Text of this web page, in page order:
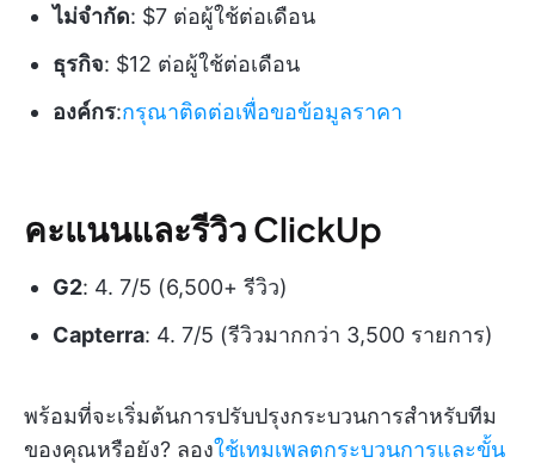
ไม่จำกัด: $7 ต่อผู้ใช้ต่อเดือน
ธุรกิจ: $12 ต่อผู้ใช้ต่อเดือน
องค์กร:กรุณาติดต่อเพื่อขอข้อมูลราคา
คะแนนและรีวิว ClickUp
G2: 4. 7/5 (6,500+ รีวิว)
Capterra: 4. 7/5 (รีวิวมากกว่า 3,500 รายการ)
พร้อมที่จะเริ่มต้นการปรับปรุงกระบวนการสำหรับทีม
ของคุณหรือยัง? ลองใช้เทมเพลตกระบวนการและขั้น